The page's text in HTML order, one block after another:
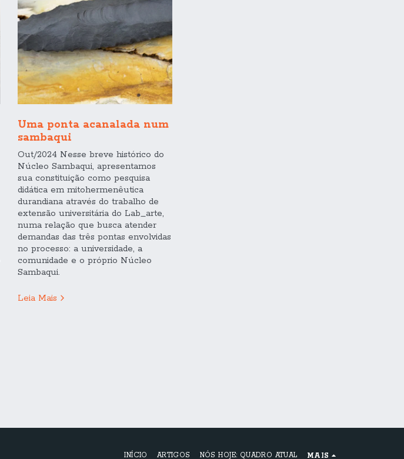
Uma ponta acanalada num
sambaqui
Out/2024 Nesse breve histórico do
Núcleo Sambaqui, apresentamos
sua constituição como pesquisa
didática em mitohermenêutica
durandiana através do trabalho de
extensão universitária do Lab_arte,
numa relação que busca atender
demandas das três pontas envolvidas
no processo: a universidade, a
comunidade e o próprio Núcleo
Sambaqui.
Leia Mais
INÍCIO ARTIGOS NÓS HOJE: QUADRO ATUAL MAIS